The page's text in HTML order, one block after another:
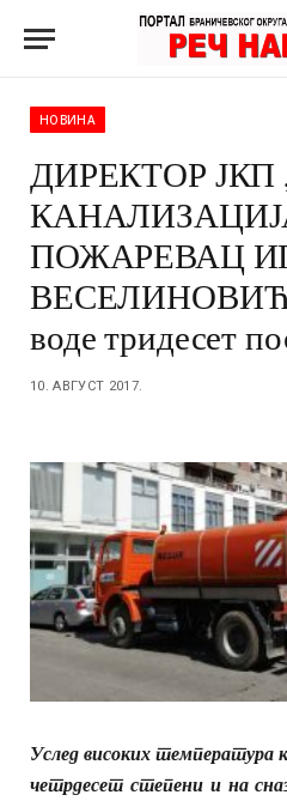
НОВИНА
ДИРЕКТОР
ПОЖАРЕВАЦ
воде тридесет
10. АВГУСТ 2017.
Услед високих температура
четрдесет степени и на